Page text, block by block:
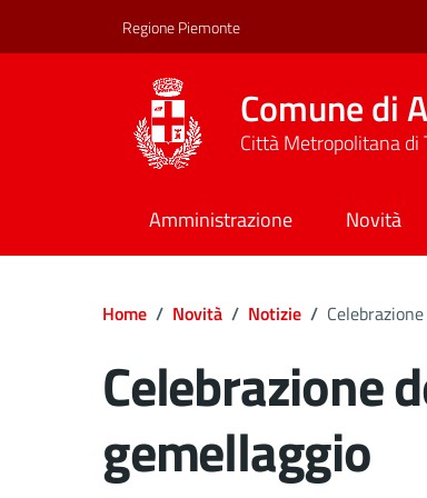
Regione Piemonte
Comune di
Città Metropolitana di
Amministrazione Novità
Home / Novità / Notizie /
Celebrazione
gemellaggio